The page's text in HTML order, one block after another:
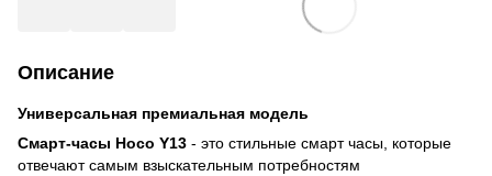
Описание
Универсальная премиальная модель
Cмарт-часы Hoco Y13 - это стильные смарт часы, которые
отвечают самым взыскательным потребностям